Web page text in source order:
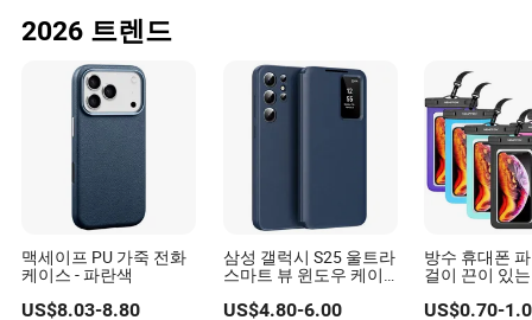
2026 트렌드
맥세이프 PU 가죽 전화
케이스 - 파란색
US$8.03-8.80
삼성 갤럭시 S25 울트라
스마트 뷰 윈도우 케이
US$4.80-6.00
방수 휴대폰
걸이 끈이 있
삼성용 대형
US$0.70-